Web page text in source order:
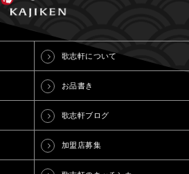
歌志軒について
お品書き
歌志軒ブログ
加盟店募集